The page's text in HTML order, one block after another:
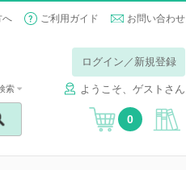
へ ご利用ガイド お問い合わせ
ログイン／新規登録
ようこそ、ゲストさん
索
0